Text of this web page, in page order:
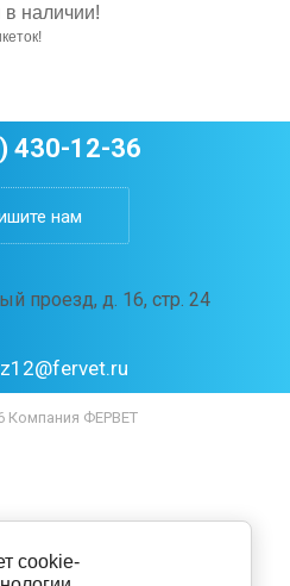
в наличии!
430-12-36
нам
проезд, д. 16, стр. 24
Компания ФЕРВЕТ
cookie-